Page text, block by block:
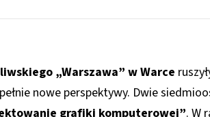
„Warszawa” w Warce
nowe perspektywy. Dwie
grafiki komputerowej”. W